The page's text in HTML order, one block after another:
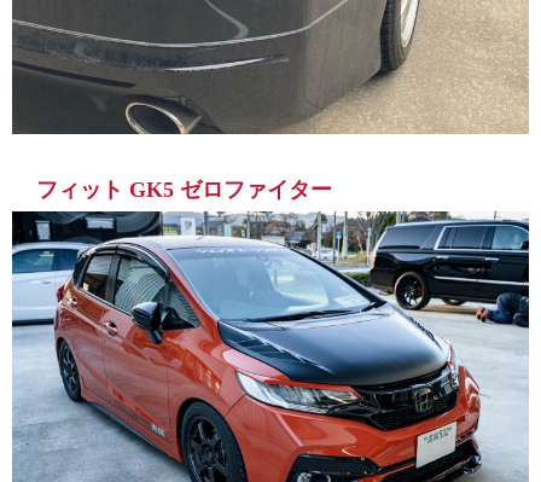
フィット GK5 ゼロファイター